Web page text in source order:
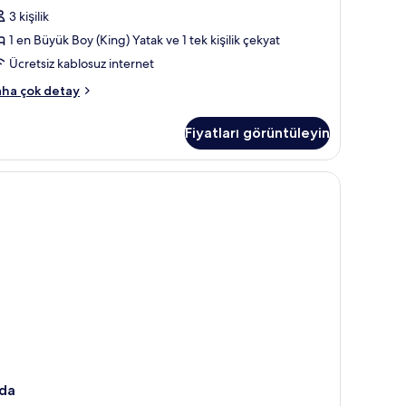
3 kişilik
1 en Büyük Boy (King) Yatak ve 1 tek kişilik çekyat
Ücretsiz kablosuz internet
çok detay
Fiyatları görüntüleyin